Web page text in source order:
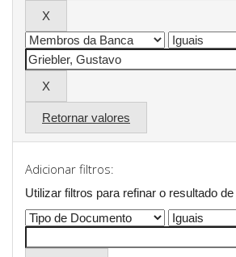
Retornar valores
Adicionar filtros:
Utilizar filtros para refinar o resultado